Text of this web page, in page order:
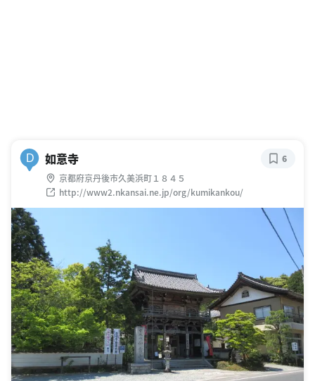
D 如意寺
京都府京丹後市久美浜町１８４５
http://www2.nkansai.ne.jp/org/kumikankou/
6